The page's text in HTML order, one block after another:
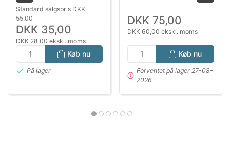
reduktion af ammoniak,
nitrit og nitrat i akvarier
Standard salgspris DKK
55,00
DKK 35,00
DKK 28,00 ekskl. moms
Køb nu
På lager
DKK 75,00
DKK 60,00 ekskl. moms
Køb nu
Forventet på lager 27-08-
2026